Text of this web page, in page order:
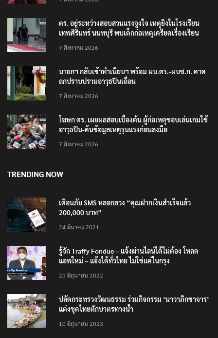
ตร. อยู่ระหว่างสอบสวนแรงจูงใจ เหตุยิงในโรงเรียน
เทพศิรินทร์ นนทบุรี พบเด็กก่อเหตุเครียดเรื่องเรียน
7 สิงหาคม 2026
นายกฯ กลับเข้าทำเนียบฯ พร้อม ผบ.ตร.-ผบช.ก. คาด
ถกปราบปรามอาวุธปืนเถื่อน
7 สิงหาคม 2026
โฆษก ตร. เผยผลสอบเบื้องต้น ผู้ก่อเหตุชอบเล่นเกมใช้
อาวุธปืน-ค้นข้อมูลเหตุรุนแรงก่อนลงมือ
7 สิงหาคม 2026
TRENDING NOW
เตือนภัย SMS หลอกลวง “คุณฝากเงินสำเร็จแล้ว
200,000 บาท”
24 มีนาคม 2021
รู้จัก Traffy Fondue – แจ้งผ่านไลน์ได้ไม่ต้อง โหลด
แอพใหม่ – แจ้งได้ทั่วไทย ไม่ใช่แค่ในกรุง
25 มิถุนายน 2022
ปลัดกระทรวงวัฒนธรรม ร่วมกิจกรรม ‘นาวาภิกขาจาร’
แต่งชุดไทยตักบาตรทางน้ำ
10 มิถุนายน 2023